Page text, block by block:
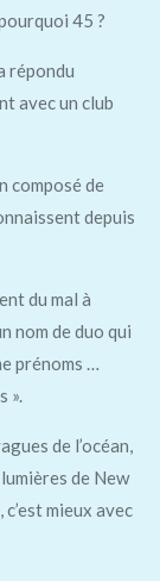
45 ?
répondu
avec un club
composé de
depuis
du mal à
nom de duo qui
prénoms …
».
de l’océan,
de New
mieux avec